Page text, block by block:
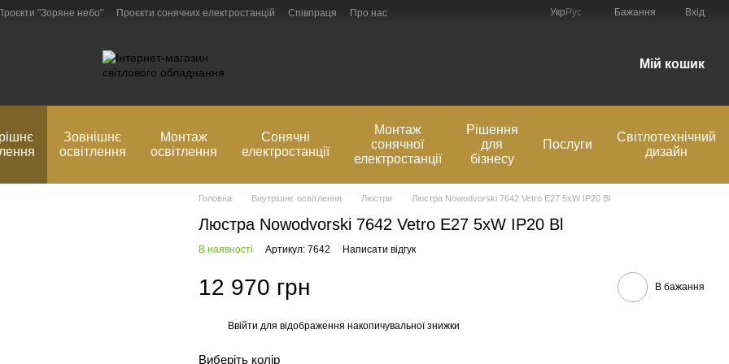
"Зоряне небо" Проєкти сонячних електростанцій Співпраця
Про нас
Укр Рус Бажання Вхід
Мій кошик
Зовнішнє
освітлення
Монтаж
освітлення
Сонячні
електростанції
Монтаж
сонячної
електростанції
Рішення
для
бізнесу
Послуги
Світлотехнічний
дизайн
Головна Внутрішнє освітлення Люстри Люстра Nowodvorski 7642 Vetro E27 5xW IP20 Bl
Люстра Nowodvorski 7642 Vetro E27 5xW IP20 Bl
В наявності Артикул: 7642 Написати відгук
12 970 грн В бажання
Ввійти для відображення накопичувальної знижки
Виберіть колір